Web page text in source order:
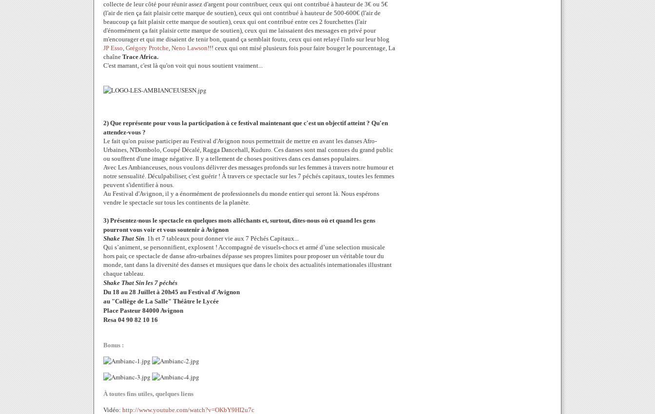
collecte de leur côté pour réunir assez d'argent pour contribuer, ceux qui ont contribué à hauteur de 3€ ou 5€
(l'air de rien ça fait plaisir cette marque de soutien), ceux qui ont contribué à hauteur de 500-600€ (l'air de
beaucoup ça fait plaisir cette marque de soutien), ceux qui ont contribué entre ces 2 fourchettes (l'air
d'énormément ça fait plaisir cette marque de soutien), ceux qui me laissaient des messages en privé pour
m'encourager et qui me disaient de tenir bon, quand ça semblait foutu, ceux qui ont relayé l'info sur leur blog
JP Esso, Grégory Protche, Neno Lawson!!! ceux qui ont misé plusieurs fois pour faire bouger le pourcentage, La
chaîne Trace Africa.
C'est marrant, c'est là qu'on voit qui nous soutient vraiment...
2) Que représente pour vous la participation à ce festival maintenant que c'est un objectif atteint ? Qu'en
attendez-vous ?
Le fait qu'on puisse participer au Festival d'Avignon nous permettrait de mettre en avant les danses Afro-
Urbaines, N'Dombolo, Coupé Décalé, Ragga Dancehall, Kuduro. Ces danses sont mal connues du grand public
ou souffrent d'une image négative. Il y a tellement de choses positives dans ces danses populaires.
Avec Les Ambianceuses, nous voulons délivrer des messages profonds sur les femmes à travers notre humour et
notre sensualité. Déculpabiliser, c'est guérir ! À travers ce spectacle sur les 7 péchés capitaux, toutes les femmes
peuvent s'identifier à nous.
Au Festival d'Avignon, il y a énormément de professionnels du monde entier qui seront là. Nous espérons
vendre le spectacle sur tous les continents de la planète.
3) Présentez-nous le spectacle en quelques mots alléchants et, surtout, dites-nous où et quand les gens
pourront vous voir et vous soutenir à Avignon
Shake That Sin. 1h et 7 tableaux pour donner vie aux 7 Péchés Capitaux...
Qui s’animent, se personnifient, explosent ! Accompagné de visuels-chocs et armé d’une selection musicale
hors pair, ce spectacle de danse afro-urbaines dépasse ses propres limites pour proposer un véritable tour du
monde, tant dans la diversité des danses et musiques que dans le choix des actualités internationales illustrant
chaque tableau.
Shake That Sin les 7 péchés
Du 18 au 28 Juillet à 20h45 au Festival d'Avignon
au "Collège de La Salle" Théâtre le Lycée
Place Pasteur 84000 Avignon
Resa 04 90 82 10 16
Bonus :
À toutes fins utiles, quelques liens
Vidéo: http://www.youtube.com/watch?v=OKbY9HI2u7c